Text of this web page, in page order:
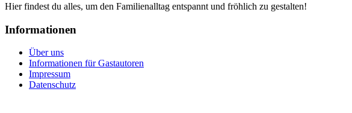
Hier findest du alles, um den Familienalltag entspannt und fröhlich zu gestalten!
Informationen
Über uns
Informationen für Gastautoren
Impressum
Datenschutz